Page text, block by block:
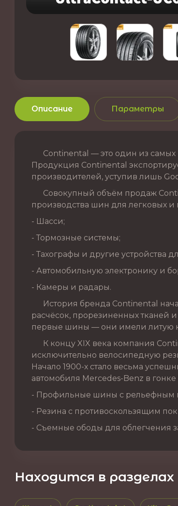
Описание Параметры
Continental — это один из самых
Продукция Continental
производителей, уступив лишь
Совокупный объём продаж
производства шин для легковых и
- Шасси;
- Тормозные системы;
- Тахографы и другие устройства
- Автомобильную электронику и
- Камеры и радары.
История бренда Continental
расчёсок, прорезиненных тканей
первые шины — они имели литую
К концу XIX века компания
исключительно велосипедную
Начало 1900-х стало весьма
автомобиля Mercedes-Benz в
- Профильные шины с рельефным
- Резина с противоскользящим
- Съемные ободы для облегчения
Находится в разделах